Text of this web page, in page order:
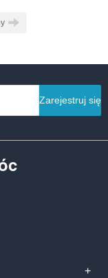
Zarejestruj się
+